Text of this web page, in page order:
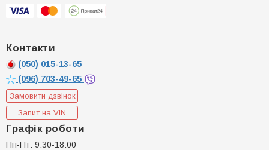
Контакти
(050) 015-13-65
(096) 703-49-65
Замовити дзвінок
Запит на VIN
Графік роботи
Пн-Пт: 9:30-18:00